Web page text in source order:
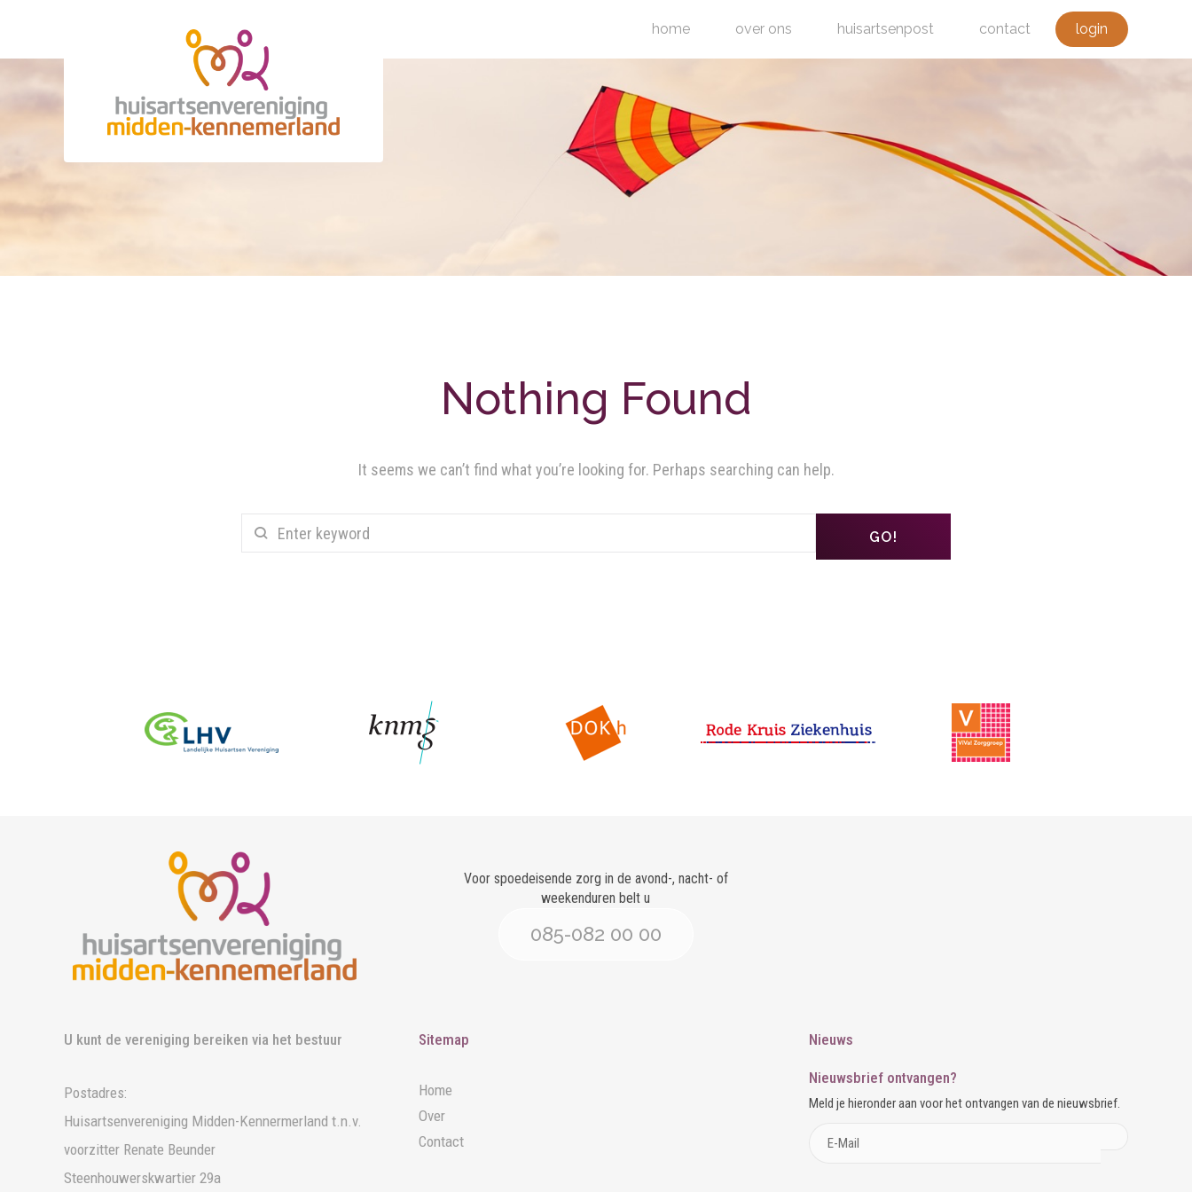
home over ons huisartsenpost contact login
Nothing Found
It seems we can’t find what you’re looking for. Perhaps searching can help.
GO!
Voor spoedeisende zorg in de avond-, nacht- of
weekenduren belt u
085-082 00 00
U kunt de vereniging bereiken via het bestuur
Postadres:
Huisartsenvereniging Midden-Kennermerland t.n.v.
voorzitter Renate Beunder
Steenhouwerskwartier 29a
Sitemap
Home
Over
Contact
Nieuws
Nieuwsbrief ontvangen?
Meld je hieronder aan voor het ontvangen van de nieuwsbrief.